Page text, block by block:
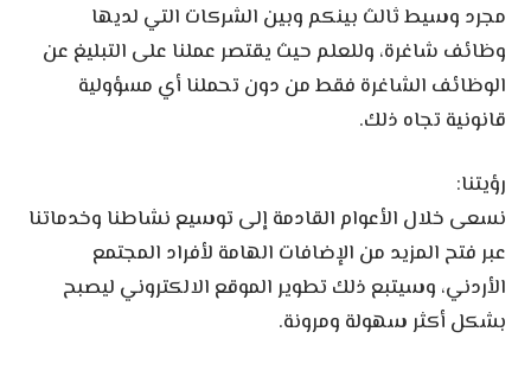
مجرد وسيط ثالث بينكم وبين الشركات التي لديها
وظائف شاغرة، وللعلم حيث يقتصر عملنا على التبليغ عن
الوظائف الشاغرة فقط من دون تحملنا أي مسؤولية
قانونية تجاه ذلك.
رؤيتنا:
نسعى خلال الأعوام القادمة إلى توسيع نشاطنا وخدماتنا
عبر فتح المزيد من الإضافات الهامة لأفراد المجتمع
الأردني، وسيتبع ذلك تطوير الموقع الالكتروني ليصبح
بشكل أكثر سهولة ومرونة.